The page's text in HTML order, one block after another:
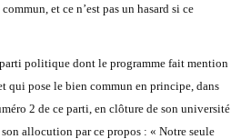
et ce n’est pas un hasard si ce
politique dont le programme fait mention
qui pose le bien commun en principe, dans
2 de ce parti, en clôture de son université
allocution par ce propos : « Notre seule